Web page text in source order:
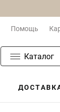
Помощь
Каталог